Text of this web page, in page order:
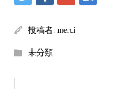
投稿者: merci
未分類